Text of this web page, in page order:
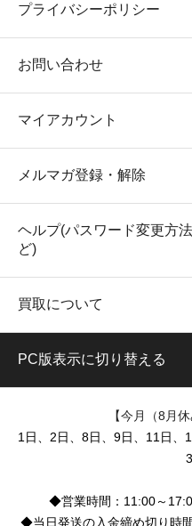
プライバシーポリシー
お問い合わせ
マイアカウント
メルマガ登録・解除
ヘルプ(パスワード変更方
ど)
買取について
PC版表示に切り替える
【今月（8月
1日、2日、8日、9日、11日、
◆営業時間：11:00～
◆当日発送の入金締め切り時